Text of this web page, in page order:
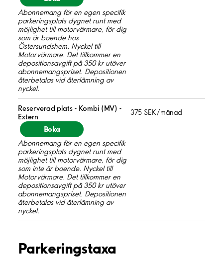
Abonnemang för en egen specifik
parkeringsplats dygnet runt med
möjlighet till motorvärmare, för dig
som är boende hos
Östersundshem. Nyckel till
Motorvärmare. Det tillkommer en
depositionsavgift på 350 kr utöver
abonnemangspriset. Depositionen
återbetalas vid återlämning av
nyckel.
Reserverad plats - Kombi (MV) -
Extern
375 SEK/månad
Boka
Abonnemang för en egen specifik
parkeringsplats dygnet runt med
möjlighet till motorvärmare, för dig
som inte är boende. Nyckel till
Motorvärmare. Det tillkommer en
depositionsavgift på 350 kr utöver
abonnemangspriset. Depositionen
återbetalas vid återlämning av
nyckel.
Parkeringstaxa